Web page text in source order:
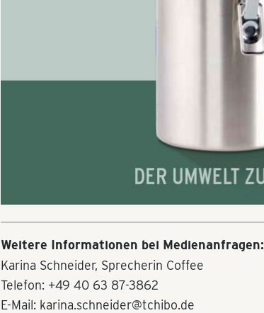
Weitere Informationen bei Medienanfragen:
Karina Schneider, Sprecherin Coffee
Telefon: +49 40 63 87-3862
E-Mail: karina.schneider@tchibo.de